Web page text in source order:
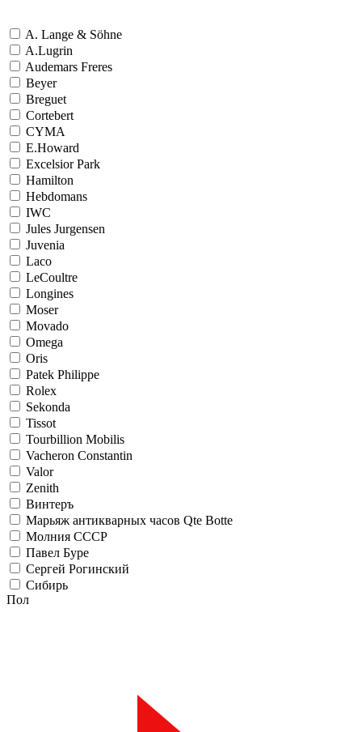
A. Lange & Söhne
A.Lugrin
Audemars Freres
Beyer
Breguet
Cortebert
CYMA
E.Howard
Excelsior Park
Hamilton
Hebdomans
IWC
Jules Jurgensen
Juvenia
Laco
LeCoultre
Longines
Moser
Movado
Omega
Oris
Patek Philippe
Rolex
Sekonda
Tissot
Tourbillion Mobilis
Vacheron Constantin
Valor
Zenith
Винтеръ
Марьяж антикварных часов Qte Botte
Молния СССР
Павел Буре
Сергей Рогинский
Сибирь
Пол